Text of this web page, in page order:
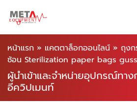
หน้าแรก » แคตตาล็อกออนไลน์ » ถุงก
ซ้อน Sterilization paper bags
ผู้นำเข้าและจำหน่ายอุปกรณ์ทา
อีควิปเมนท์